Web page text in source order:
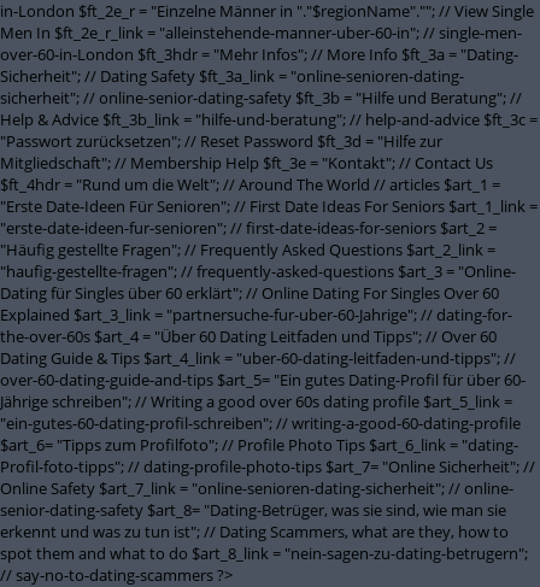
in-London $ft_2e_r = "Einzelne Männer in "."$regionName".""; // View Single
Men In $ft_2e_r_link = "alleinstehende-manner-uber-60-in"; // single-men-
over-60-in-London $ft_3hdr = "Mehr Infos"; // More Info $ft_3a = "Dating-
Sicherheit"; // Dating Safety $ft_3a_link = "online-senioren-dating-
sicherheit"; // online-senior-dating-safety $ft_3b = "Hilfe und Beratung"; //
Help & Advice $ft_3b_link = "hilfe-und-beratung"; // help-and-advice $ft_3c =
"Passwort zurücksetzen"; // Reset Password $ft_3d = "Hilfe zur
Mitgliedschaft"; // Membership Help $ft_3e = "Kontakt"; // Contact Us
$ft_4hdr = "Rund um die Welt"; // Around The World // articles $art_1 =
"Erste Date-Ideen Für Senioren"; // First Date Ideas For Seniors $art_1_link =
"erste-date-ideen-fur-senioren"; // first-date-ideas-for-seniors $art_2 =
"Häufig gestellte Fragen"; // Frequently Asked Questions $art_2_link =
"haufig-gestellte-fragen"; // frequently-asked-questions $art_3 = "Online-
Dating für Singles über 60 erklärt"; // Online Dating For Singles Over 60
Explained $art_3_link = "partnersuche-fur-uber-60-Jahrige"; // dating-for-
the-over-60s $art_4 = "Über 60 Dating Leitfaden und Tipps"; // Over 60
Dating Guide & Tips $art_4_link = "uber-60-dating-leitfaden-und-tipps"; //
over-60-dating-guide-and-tips $art_5= "Ein gutes Dating-Profil für über 60-
Jährige schreiben"; // Writing a good over 60s dating profile $art_5_link =
"ein-gutes-60-dating-profil-schreiben"; // writing-a-good-60-dating-profile
$art_6= "Tipps zum Profilfoto"; // Profile Photo Tips $art_6_link = "dating-
Profil-foto-tipps"; // dating-profile-photo-tips $art_7= "Online Sicherheit"; //
Online Safety $art_7_link = "online-senioren-dating-sicherheit"; // online-
senior-dating-safety $art_8= "Dating-Betrüger, was sie sind, wie man sie
erkennt und was zu tun ist"; // Dating Scammers, what are they, how to
spot them and what to do $art_8_link = "nein-sagen-zu-dating-betrugern";
// say-no-to-dating-scammers ?>